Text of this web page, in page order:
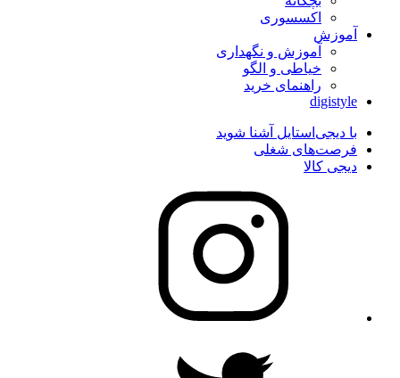
اکسسوری
آموزش
آموزش و نگهداری
خیاطی و الگو
راهنمای خرید
digistyle
با دیجی‌استایل آشنا شوید
فرصت‌های شغلی
دیجی کالا